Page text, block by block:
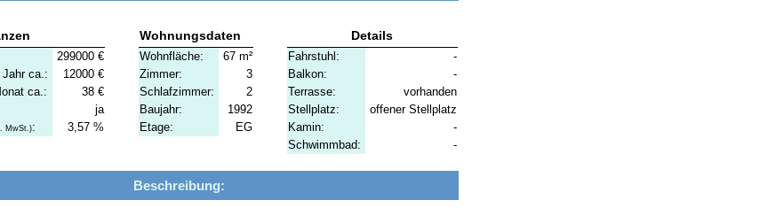
Wohnungsdaten Details
299000 € Wohnfläche: 67 m² Fahrstuhl:
-
Jahr ca.:
12000 € Zimmer: 3 Balkon:
-
ca.:
38 € Schlafzimmer: 2 Terrasse:
vorhanden
ja Baujahr: 1992 Stellplatz:
offener Stellplatz
MwSt.): 3,57 % Etage: EG Kamin:
-
Schwimmbad:
-
Beschreibung: